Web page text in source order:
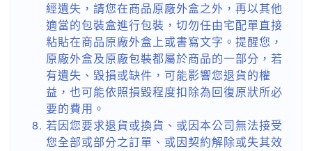
經遺失，請您在商品原廠外盒之外，再以其他
適當的包裝盒進行包裝，切勿任由宅配單直接
粘貼在商品原廠外盒上或書寫文字。提醒您，
原廠外盒及原廠包裝都屬於商品的一部分，若
有遺失、毀損或缺件，可能影響您退貨的權
益，也可能依照損毀程度扣除為回復原狀所必
要的費用。
若因您要求退貨或換貨、或因本公司無法接受
您全部或部分之訂單、或因契約解除或失其效